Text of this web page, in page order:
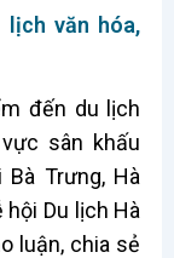
lịch văn hóa,
đến du lịch
sân khấu
Trưng, Hà
Du lịch Hà
luận, chia sẻ